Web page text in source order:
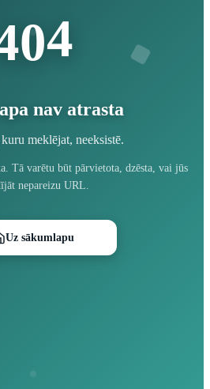
04
nav atrasta
meklējat, neeksistē.
Tā varētu būt pārvietota, dzēsta, vai jūs
nepareizu URL.
Uz sākumlapu